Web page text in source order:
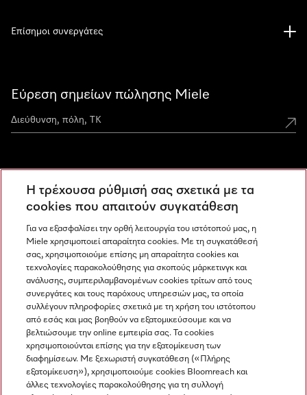
Εύρεση σημείων πώλησης Miele
Ανακαλύψτε τα Miele Experience Center
Newsletter
Επίσημοι συνεργάτες
Miele στο Instagram
Miele στο Facebook
Miele στο Youtube
Η τρέχουσα ρύθμισή σας σχετικά με τα
cookies που απαιτούν συγκατάθεση
Για να εξασφαλίσει την ορθή λειτουργία του ιστότοπού μας, η
Miele χρησιμοποιεί απαραίτητα cookies. Με τη συγκατάθεσή
σας, χρησιμοποιούμε επίσης μη απαραίτητα cookies και
τεχνολογίες παρακολούθησης για σκοπούς μάρκετινγκ και
ανάλυσης, συμπεριλαμβανομένων cookies τρίτων από τους
συνεργάτες και τους παρόχους υπηρεσιών μας, τα οποία
συλλέγουν πληροφορίες σχετικά με τη χρήση του ιστότοπου
από εσάς και μας βοηθούν να εξατομικεύσουμε και να
βελτιώσουμε την online εμπειρία σας. Τα cookies
χρησιμοποιούνται επίσης για την εξατομίκευση των
διαφημίσεων. Με ξεχωριστή συγκατάθεση («Πλήρης
εξατομίκευση»), χρησιμοποιούμε cookies Bloomreach και
άλλες τεχνολογίες παρακολούθησης για τη συλλογή